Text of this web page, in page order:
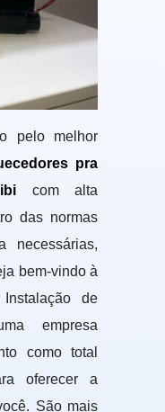
pelo melhor
pra
com alta
das normas
necessárias,
bem-vindo à
de
empresa
como total
oferecer a
São mais